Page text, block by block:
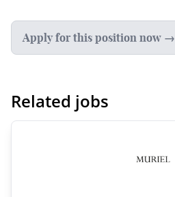
Apply for this position now →
Related jobs